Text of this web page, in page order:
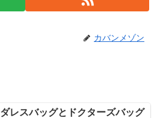
カバンメゾン
ダレスバッグとドクターズバッグ